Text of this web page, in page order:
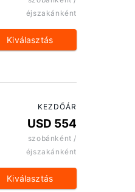
éjszakánként
Kiválasztás
KEZDŐÁR
USD 554
szobánként /
éjszakánként
Kiválasztás